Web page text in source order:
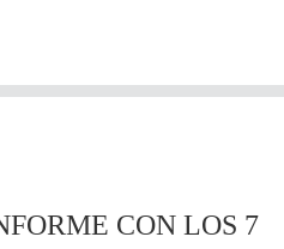
CON LOS 7